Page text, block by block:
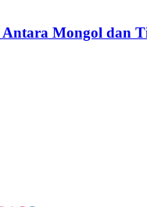
Mongol dan